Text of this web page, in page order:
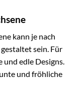
kann je nach
sein. Für
und edle Designs.
und fröhliche